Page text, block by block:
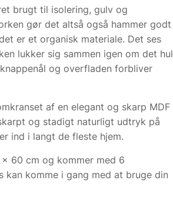
brugt til isolering, gulv og
gør det altså også hammer godt
er et organisk materiale. Det ses
lukker sig sammen igen om det hul
og overfladen forbliver
af en elegant og skarp MDF
og stadigt naturligt udtryk på
ind i langt de fleste hjem.
60 cm og kommer med 6
kan komme i gang med at bruge din